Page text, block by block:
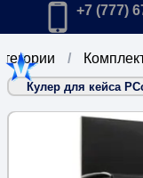
Главная
Позвонить в
+7 (777)
Кулер для кейса